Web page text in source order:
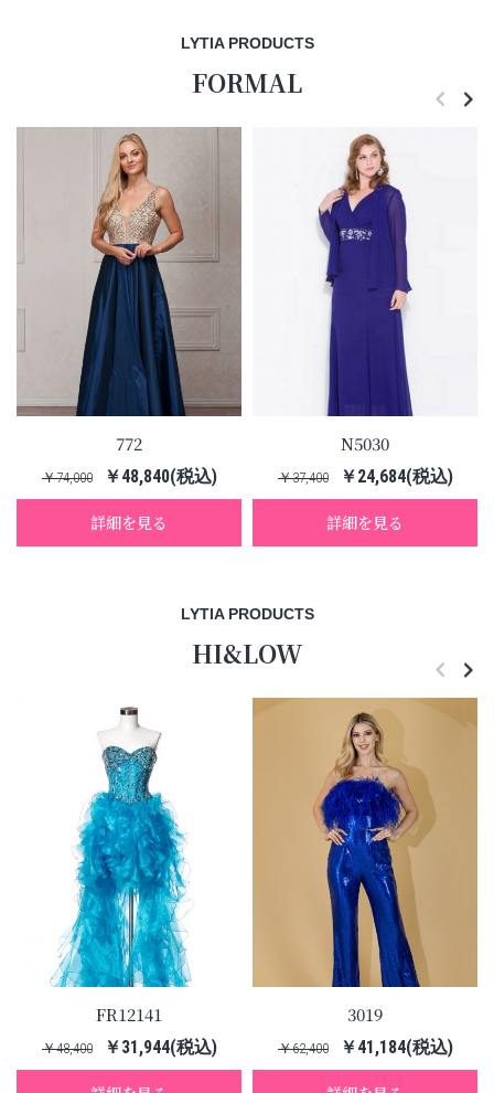
FORMAL
LYTIA PRODUCTS
772
￥74,000 ￥48,840(税込)
詳細を見る
N5030
￥37,400 ￥24,684(税込)
詳細を見る
HI&LOW
LYTIA PRODUCTS
FR12141
￥48,400 ￥31,944(税込)
3019
￥62,400 ￥41,184(税込)